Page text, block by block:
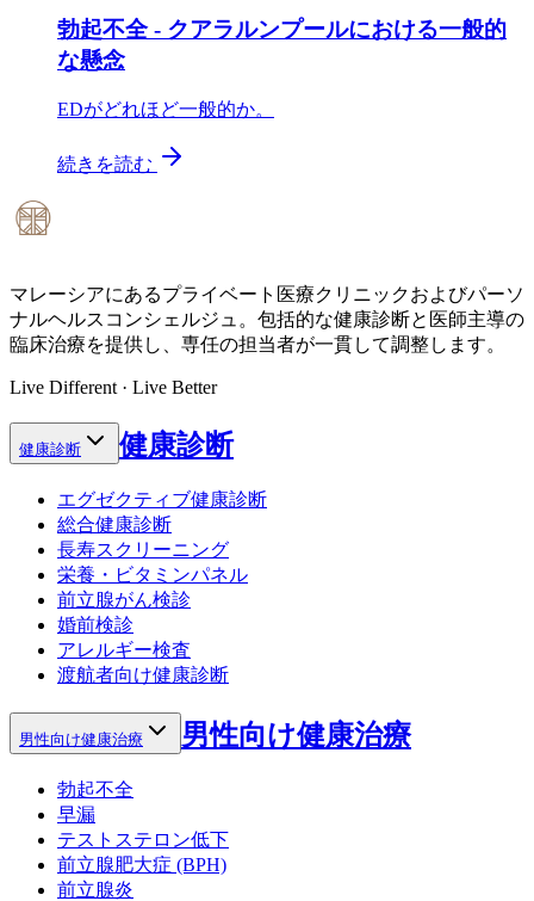
勃起不全 - クアラルンプールにおける一般的
な懸念
EDがどれほど一般的か。
続きを読む
マレーシアにあるプライベート医療クリニックおよびパーソ
ナルヘルスコンシェルジュ。包括的な健康診断と医師主導の
臨床治療を提供し、専任の担当者が一貫して調整します。
Live Different · Live Better
健康診断 健康診断
エグゼクティブ健康診断
総合健康診断
長寿スクリーニング
栄養・ビタミンパネル
前立腺がん検診
婚前検診
アレルギー検査
渡航者向け健康診断
男性向け健康治療 男性向け健康治療
勃起不全
早漏
テストステロン低下
前立腺肥大症 (BPH)
前立腺炎